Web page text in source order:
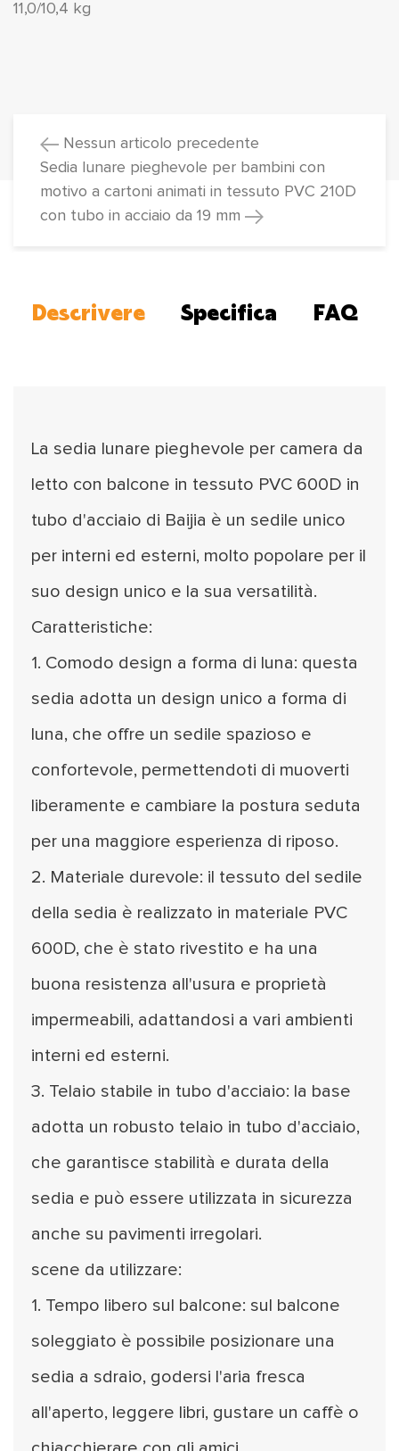
11,0/10,4 kg
Nessun articolo precedente
Sedia lunare pieghevole per bambini con
motivo a cartoni animati in tessuto PVC 210D
con tubo in acciaio da 19 mm
Descrivere Specifica FAQ
La sedia lunare pieghevole per camera da
letto con balcone in tessuto PVC 600D in
tubo d'acciaio di Baijia è un sedile unico
per interni ed esterni, molto popolare per il
suo design unico e la sua versatilità.
Caratteristiche:
1. Comodo design a forma di luna: questa
sedia adotta un design unico a forma di
luna, che offre un sedile spazioso e
confortevole, permettendoti di muoverti
liberamente e cambiare la postura seduta
per una maggiore esperienza di riposo.
2. Materiale durevole: il tessuto del sedile
della sedia è realizzato in materiale PVC
600D, che è stato rivestito e ha una
buona resistenza all'usura e proprietà
impermeabili, adattandosi a vari ambienti
interni ed esterni.
3. Telaio stabile in tubo d'acciaio: la base
adotta un robusto telaio in tubo d'acciaio,
che garantisce stabilità e durata della
sedia e può essere utilizzata in sicurezza
anche su pavimenti irregolari.
scene da utilizzare:
1. Tempo libero sul balcone: sul balcone
soleggiato è possibile posizionare una
sedia a sdraio, godersi l'aria fresca
all'aperto, leggere libri, gustare un caffè o